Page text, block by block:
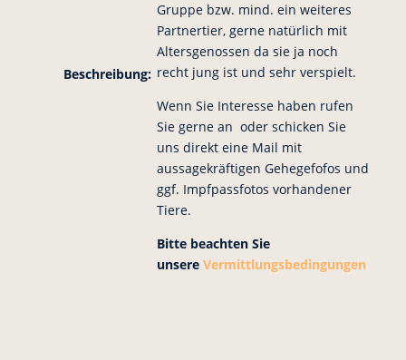
Beschreibung:
Gruppe bzw. mind. ein weiteres
Partnertier, gerne natürlich mit
Altersgenossen da sie ja noch
recht jung ist und sehr verspielt.
Wenn Sie Interesse haben rufen
Sie gerne an oder schicken Sie
uns direkt eine Mail mit
aussagekräftigen Gehegefofos und
ggf. Impfpassfotos vorhandener
Tiere.
Bitte beachten Sie
unsere Vermittlungsbedingungen